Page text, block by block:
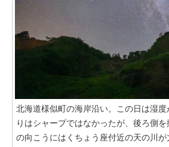
北海道様似町の海岸沿い。この日は湿
りはシャープではなかったが、後ろ側
の向こうにはくちょう座付近の天の川が